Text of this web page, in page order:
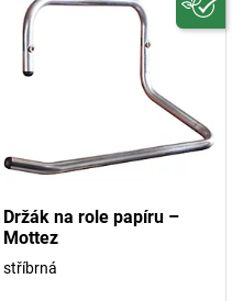
Držák na role papíru –
Mottez
stříbrná